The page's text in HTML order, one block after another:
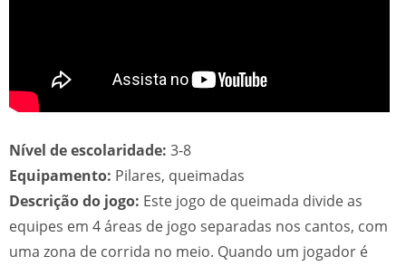
Nível de escolaridade: 3-8
Equipamento: Pilares, queimadas
Descrição do jogo: Este jogo de queimada divide as
equipes em 4 áreas de jogo separadas nos cantos, com
uma zona de corrida no meio. Quando um jogador é